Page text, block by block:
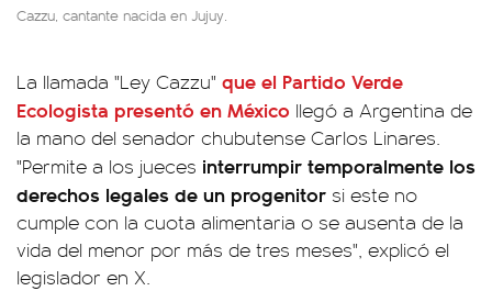
Cazzu, cantante nacida en Jujuy.
La llamada "Ley Cazzu" que el Partido Verde
Ecologista presentó en México llegó a Argentina de
la mano del senador chubutense Carlos Linares.
"Permite a los jueces interrumpir temporalmente los
derechos legales de un progenitor si este no
cumple con la cuota alimentaria o se ausenta de la
vida del menor por más de tres meses", explicó el
legislador en X.